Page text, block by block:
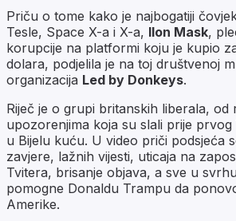
Priču o tome kako je najbogatiji
Tesle, Space X-a i X-a, Ilon Mask,
korupcije na platformi koju je kupio
dolara, podjelila je na toj društvenoj
organizacija Led by Donkeys.
Riječ je o grupi britanskih liberala, od
upozorenjima koja su slali prije
u Bijelu kuću. U video priči podsjeća
zavjere, lažnih vijesti, uticaja na
Tvitera, brisanje objava, a sve u
pomogne Donaldu Trampu da
Amerike.